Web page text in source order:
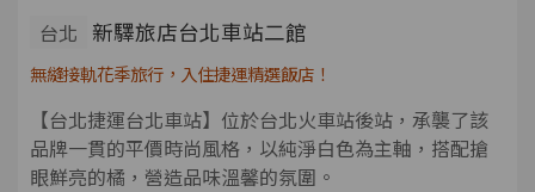
台北 新驛旅店台北車站二館
無縫接軌花季旅行，入住捷運精選飯店！
【台北捷運台北車站】位於台北火車站後站，承襲了該
品牌一貫的平價時尚風格，以純淨白色為主軸，搭配搶
眼鮮亮的橘，營造品味溫馨的氛圍。